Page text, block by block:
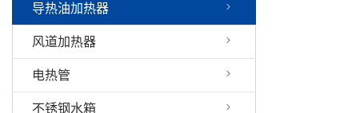
导热油加热器
风道加热器
电热管
不锈钢水箱